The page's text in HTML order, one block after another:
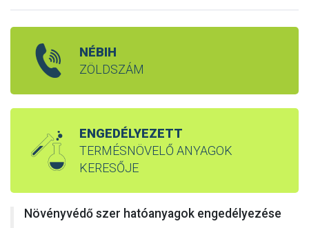
NÉBIH
ZÖLDSZÁM
ENGEDÉLYEZETT
TERMÉSNÖVELŐ ANYAGOK
KERESŐJE
Növényvédő szer hatóanyagok engedélyezése